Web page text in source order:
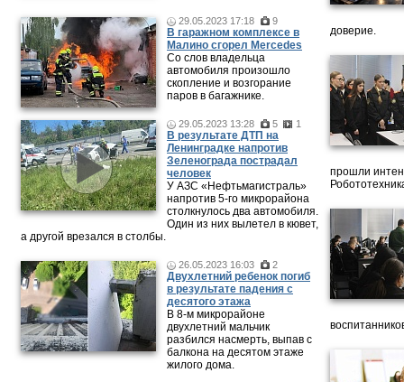
29.05.2023 17:18 9
В гаражном комплексе в
Малино сгорел Mercedes
Со слов владельца
автомобиля произошло
скопление и возгорание
паров в багажнике.
29.05.2023 13:28 5 1
В результате ДТП на
Ленинградке напротив
Зеленограда пострадал
человек
У АЗС «Нефтьмагистраль»
напротив 5-го микрорайона
столкнулось два автомобиля.
Один из них вылетел в кювет,
а другой врезался в столбы.
26.05.2023 16:03 2
Двухлетний ребенок погиб
в результате падения с
десятого этажа
В 8-м микрорайоне
двухлетний мальчик
разбился насмерть, выпав с
балкона на десятом этаже
жилого дома.
доверие.
прошли